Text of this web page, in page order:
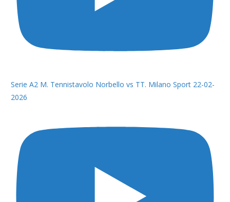
Serie A2 M. Tennistavolo Norbello vs TT. Milano Sport 22-02-
2026